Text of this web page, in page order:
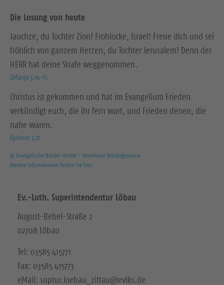
Die Losung von heute
Jauchze, du Tochter Zion! Frohlocke, Israel! Freue dich und sei
fröhlich von ganzem Herzen, du Tochter Jerusalem! Denn der
HERR hat deine Strafe weggenommen.
Zefanja 3,14-15
Christus ist gekommen und hat im Evangelium Frieden
verkündigt euch, die ihr fern wart, und Frieden denen, die
nahe waren.
Epheser 2,17
© Evangelische Brüder-Unität – Herrnhuter Brüdergemeine
Weitere Informationen finden Sie hier
Ev.-Luth. Superintendentur Löbau
August-Bebel-Straße 2
02708 Löbau
Tel: 03585 415771
Fax: 03585 415773
eMail: suptur.loebau_zittau@evlks.de